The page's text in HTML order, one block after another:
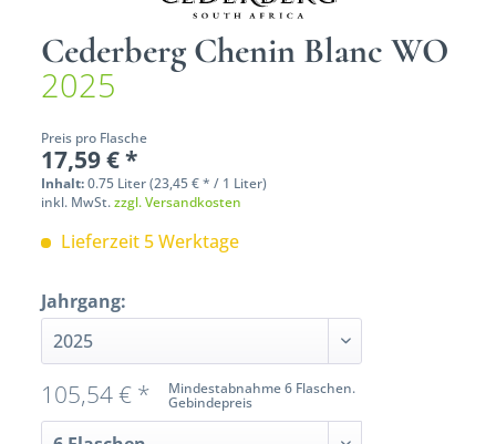
Cederberg Chenin Blanc WO
2025
Preis pro Flasche
17,59 € *
Inhalt:0.75 Liter (23,45 € * / 1 Liter)
inkl. MwSt.zzgl. Versandkosten
Lieferzeit 5 Werktage
Jahrgang:
Mindestabnahme 6 Flaschen.
Gebindepreis
105,54 € *